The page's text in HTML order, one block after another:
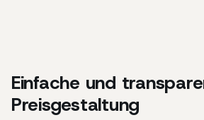
Einfache und
Preisgestaltung